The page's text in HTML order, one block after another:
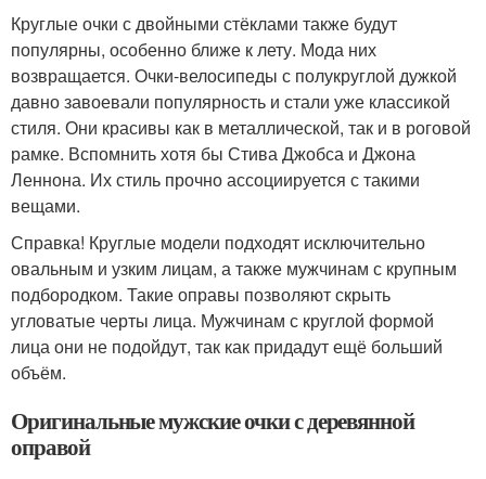
Круглые очки с двойными стёклами также будут
популярны, особенно ближе к лету. Мода них
возвращается. Очки-велосипеды с полукруглой дужкой
давно завоевали популярность и стали уже классикой
стиля. Они красивы как в металлической, так и в роговой
рамке. Вспомнить хотя бы Стива Джобса и Джона
Леннона. Их стиль прочно ассоциируется с такими
вещами.
Справка! Круглые модели подходят исключительно
овальным и узким лицам, а также мужчинам с крупным
подбородком. Такие оправы позволяют скрыть
угловатые черты лица. Мужчинам с круглой формой
лица они не подойдут, так как придадут ещё больший
объём.
Оригинальные мужские очки с деревянной
оправой